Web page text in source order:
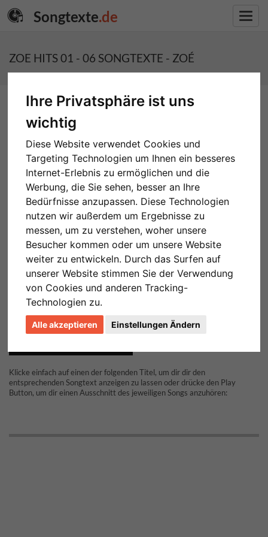
Ihre Privatsphäre ist uns
wichtig
Diese Website verwendet Cookies und
Targeting Technologien um Ihnen ein besseres
Internet-Erlebnis zu ermöglichen und die
Werbung, die Sie sehen, besser an Ihre
Bedürfnisse anzupassen. Diese Technologien
nutzen wir außerdem um Ergebnisse zu
messen, um zu verstehen, woher unsere
Besucher kommen oder um unsere Website
weiter zu entwickeln. Durch das Surfen auf
unserer Website stimmen Sie der Verwendung
von Cookies und anderen Tracking-
Technologien zu.
Alle akzeptieren Einstellungen Ändern
Songtexte.de
ZOE HITS 01 - 06 SONGTEXTE - ZOÉ
Klicke einfach auf einen der folgenden Titel, um dir dir den
entsprechenden Songtext anzeigen zu lassen oder drücke den Play
Button, um dir einen Ausschnitt des jeweiligen Songs anzuhören: